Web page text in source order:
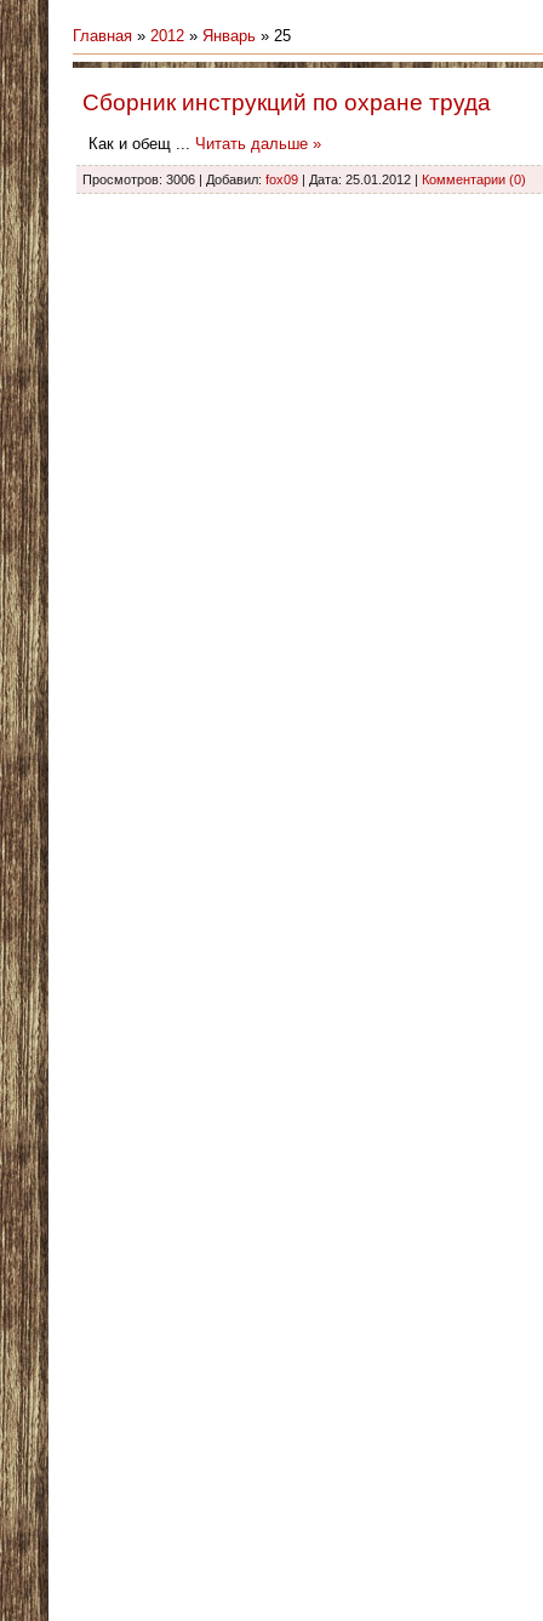
Главная » 2012 » Январь » 25
Сборник инструкций по охране труда
Как и обещ ... Читать дальше »
Просмотров: 3006 | Добавил: fox09 | Дата: 25.01.2012 Комментарии (0)